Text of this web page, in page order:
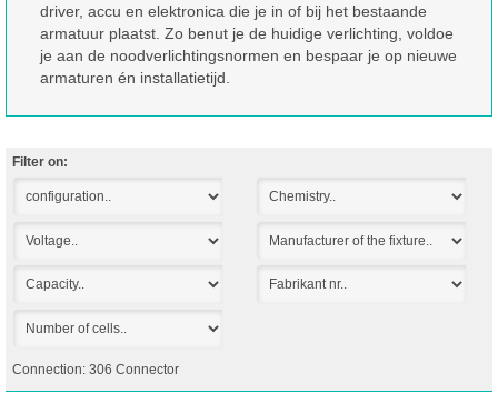
driver, accu en elektronica die je in of bij het bestaande
armatuur plaatst. Zo benut je de huidige verlichting, voldoe
je aan de noodverlichtingsnormen en bespaar je op nieuwe
armaturen én installatietijd.
Filter on:
Connection: 306 Connector